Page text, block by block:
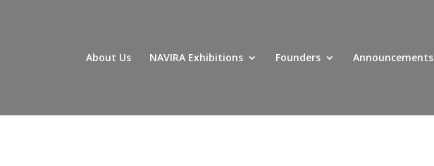
About Us NAVIRA Exhibitions Founders Announcements